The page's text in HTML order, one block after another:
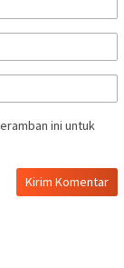
ini untuk